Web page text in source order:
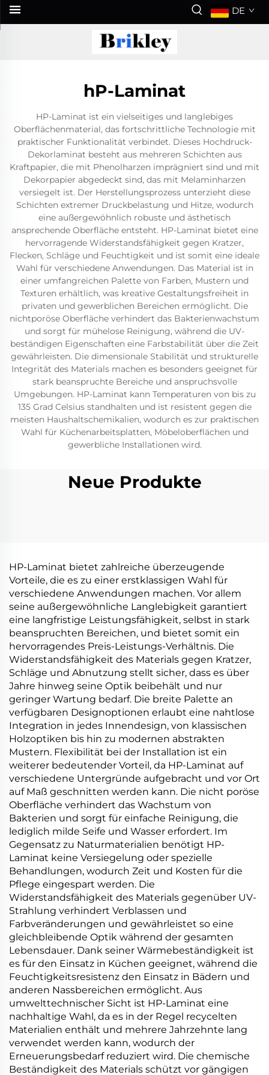
DE
hP-Laminat
HP-Laminat ist ein vielseitiges und langlebiges
Oberflächenmaterial, das fortschrittliche Technologie mit
praktischer Funktionalität verbindet. Dieses Hochdruck-
Dekorlaminat besteht aus mehreren Schichten aus
Kraftpapier, die mit Phenolharzen imprägniert sind und mit
Dekorpapier abgedeckt sind, das mit Melaminharzen
versiegelt ist. Der Herstellungsprozess unterzieht diese
Schichten extremer Druckbelastung und Hitze, wodurch
eine außergewöhnlich robuste und ästhetisch
ansprechende Oberfläche entsteht. HP-Laminat bietet eine
hervorragende Widerstandsfähigkeit gegen Kratzer,
Flecken, Schläge und Feuchtigkeit und ist somit eine ideale
Wahl für verschiedene Anwendungen. Das Material ist in
einer umfangreichen Palette von Farben, Mustern und
Texturen erhältlich, was kreative Gestaltungsfreiheit in
privaten und gewerblichen Bereichen ermöglicht. Die
nichtporöse Oberfläche verhindert das Bakterienwachstum
und sorgt für mühelose Reinigung, während die UV-
beständigen Eigenschaften eine Farbstabilität über die Zeit
gewährleisten. Die dimensionale Stabilität und strukturelle
Integrität des Materials machen es besonders geeignet für
stark beanspruchte Bereiche und anspruchsvolle
Umgebungen. HP-Laminat kann Temperaturen von bis zu
135 Grad Celsius standhalten und ist resistent gegen die
meisten Haushaltschemikalien, wodurch es zur praktischen
Wahl für Küchenarbeitsplatten, Möbeloberflächen und
gewerbliche Installationen wird.
Neue Produkte
HP-Laminat bietet zahlreiche überzeugende
Vorteile, die es zu einer erstklassigen Wahl für
verschiedene Anwendungen machen. Vor allem
seine außergewöhnliche Langlebigkeit garantiert
eine langfristige Leistungsfähigkeit, selbst in stark
beanspruchten Bereichen, und bietet somit ein
hervorragendes Preis-Leistungs-Verhältnis. Die
Widerstandsfähigkeit des Materials gegen Kratzer,
Schläge und Abnutzung stellt sicher, dass es über
Jahre hinweg seine Optik beibehält und nur
geringer Wartung bedarf. Die breite Palette an
verfügbaren Designoptionen erlaubt eine nahtlose
Integration in jedes Innendesign, von klassischen
Holzoptiken bis hin zu modernen abstrakten
Mustern. Flexibilität bei der Installation ist ein
weiterer bedeutender Vorteil, da HP-Laminat auf
verschiedene Untergründe aufgebracht und vor Ort
auf Maß geschnitten werden kann. Die nicht poröse
Oberfläche verhindert das Wachstum von
Bakterien und sorgt für einfache Reinigung, die
lediglich milde Seife und Wasser erfordert. Im
Gegensatz zu Naturmaterialien benötigt HP-
Laminat keine Versiegelung oder spezielle
Behandlungen, wodurch Zeit und Kosten für die
Pflege eingespart werden. Die
Widerstandsfähigkeit des Materials gegenüber UV-
Strahlung verhindert Verblassen und
Farbveränderungen und gewährleistet so eine
gleichbleibende Optik während der gesamten
Lebensdauer. Dank seiner Wärmebeständigkeit ist
es für den Einsatz in Küchen geeignet, während die
Feuchtigkeitsresistenz den Einsatz in Bädern und
anderen Nassbereichen ermöglicht. Aus
umwelttechnischer Sicht ist HP-Laminat eine
nachhaltige Wahl, da es in der Regel recycelten
Materialien enthält und mehrere Jahrzehnte lang
verwendet werden kann, wodurch der
Erneuerungsbedarf reduziert wird. Die chemische
Beständigkeit des Materials schützt vor gängigen